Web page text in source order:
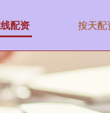
配资 按天配